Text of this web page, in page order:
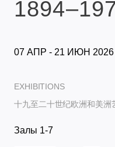
07 АПР - 21 ИЮН 2026
EXHIBITIONS
十九至二十世纪欧洲和美洲
Залы 1-7